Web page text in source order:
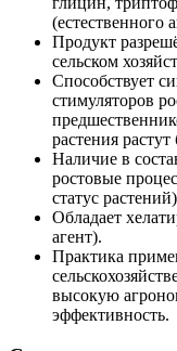
(естественного
Продукт
сельском
Способствует
стимуляторов
растения
Наличие в
ростовые
статус
Обладает
агент).
Практика
высокую
эффективность.